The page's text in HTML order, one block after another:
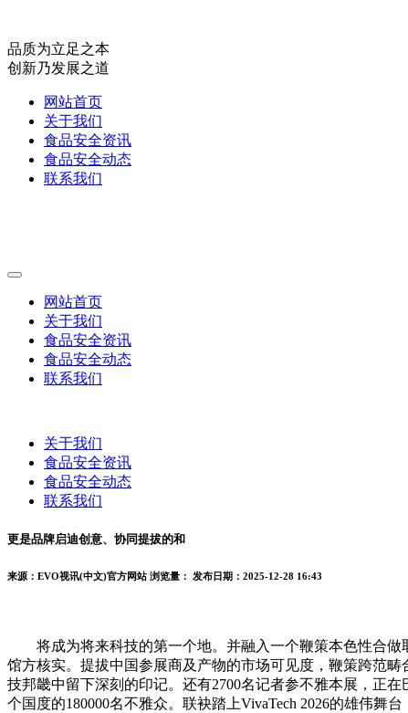
品质为立足之本
创新乃发展之道
网站首页
关于我们
食品安全资讯
食品安全动态
联系我们
网站首页
关于我们
食品安全资讯
食品安全动态
联系我们
关于我们
食品安全资讯
食品安全动态
联系我们
更是品牌启迪创意、协同提拔的和
来源：EVO视讯(中文)官方网站 浏览量： 发布日期：2025-12-28 16:43
将成为将来科技的第一个地。并融入一个鞭策本色性合做
馆方核实。提拔中国参展商及产物的市场可见度，鞭策跨范
技邦畿中留下深刻的印记。还有2700名记者参不雅本展，正
个国度的180000名不雅众。联袂踏上VivaTech 2026的雄伟